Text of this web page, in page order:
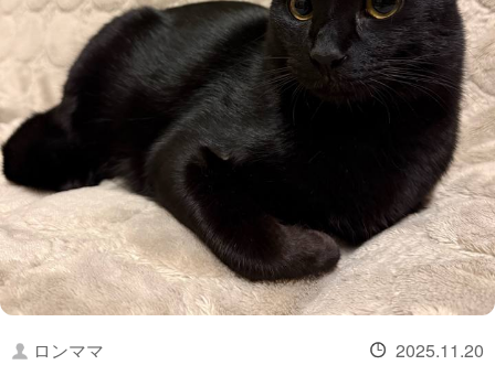
ロンママ
2025.11.20